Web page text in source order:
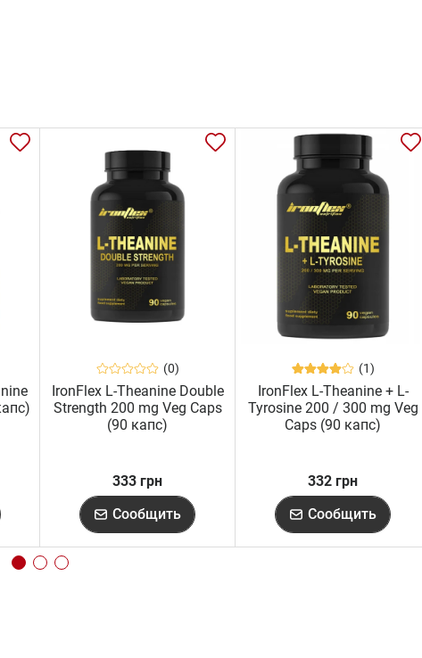
(0)
IronFlex L-Theanine Double
Strength 200 mg Veg Caps
(90 капс)
333 грн
Сообщить
(1)
IronFlex L-Theanine + L-
Tyrosine 200 / 300 mg Veg
Caps (90 капс)
332 грн
Сообщить